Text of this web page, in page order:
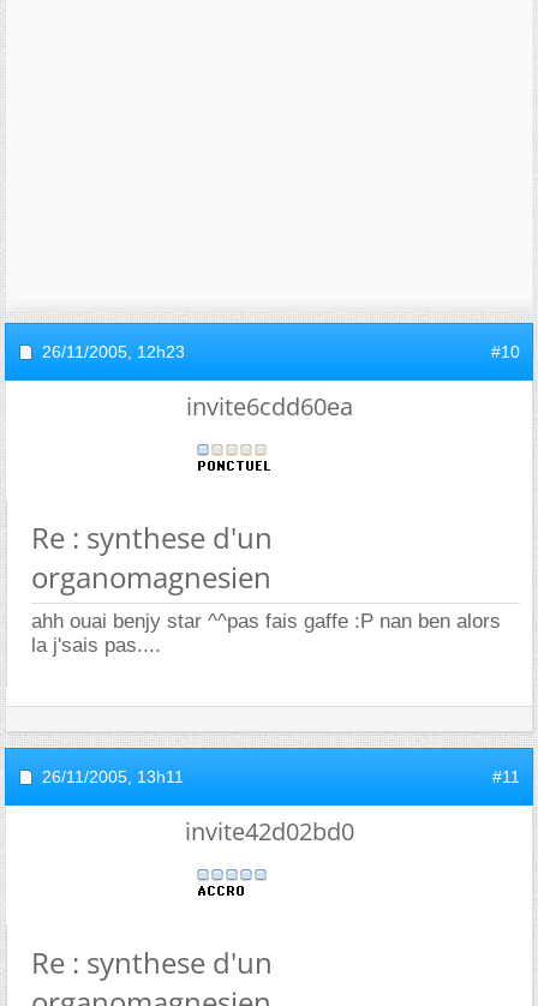
26/11/2005, 12h23 #10
invite6cdd60ea
Re : synthese d'un
organomagnesien
ahh ouai benjy star ^^pas fais gaffe :P nan ben alors
la j'sais pas....
26/11/2005, 13h11 #11
invite42d02bd0
Re : synthese d'un